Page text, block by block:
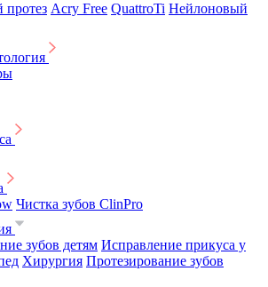
Acry Free QuattroTi Нейлоновый
Чистка зубов ClinPro
зубов детям Исправление прикуса у
Хирургия Протезирование зубов